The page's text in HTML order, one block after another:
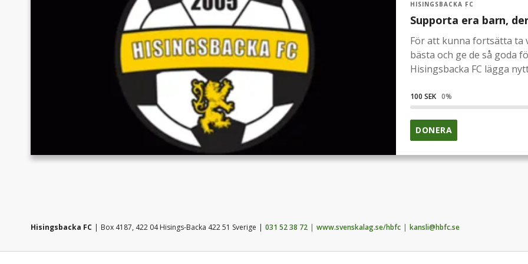
HISINGSBACKA FC
Supporta era barn,
För att kunna fortsätta ta
bästa och ge de så goda
Hisingsbacka FC lägga
liten och stor 7-manna, i
möjligheterna för en liten
bortaklacken kan sitta
en riktad insats och där
in i konstgräset, vilket vill
100 SEK 0%
DONERA
Hisingsbacka FC Box 4187, 422 04 Hisings-Backa 422 51 Sverige 031 52 38 72 www.svenskalag.se/hbfc kansli@hbfc.se